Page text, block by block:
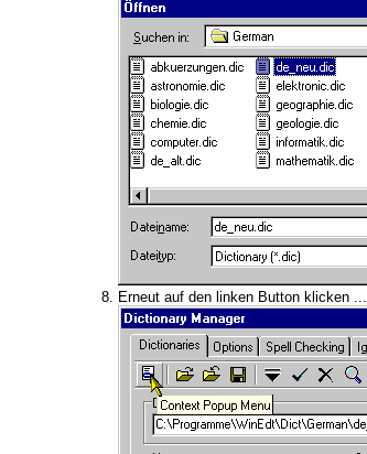
Erneut auf den linken Button klicken ...